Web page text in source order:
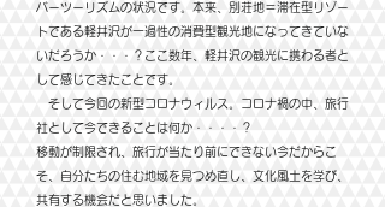
バーツーリズムの状況です。本来、別荘地＝滞在型リゾー
トである軽井沢が一過性の消費型観光地になってきていな
いだろうか・・・？ここ数年、軽井沢の観光に携わる者と
して感じてきたことです。
そして今回の新型コロナウィルス。コロナ禍の中、旅行
社として今できることは何か・・・・？
移動が制限され、旅行が当たり前にできない今だからこ
そ、自分たちの住む地域を見つめ直し、文化風土を学び、
共有する機会だと思いました。